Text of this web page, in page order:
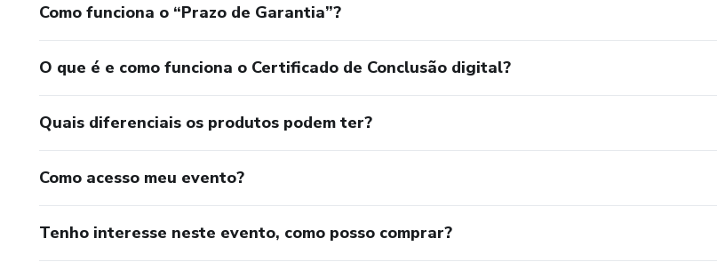
Como funciona o “Prazo de Garantia”?
O que é e como funciona o Certificado de Conclusão digital?
Quais diferenciais os produtos podem ter?
Como acesso meu evento?
Tenho interesse neste evento, como posso comprar?